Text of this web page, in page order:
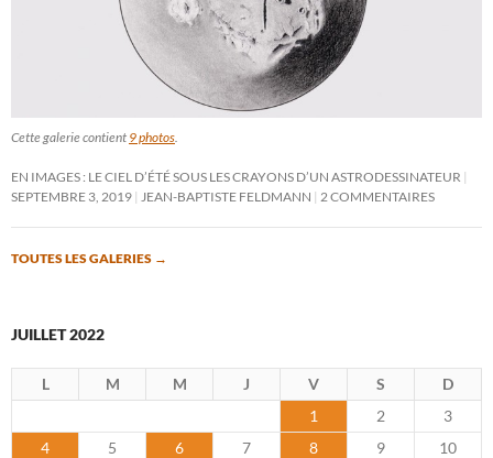
Cette galerie contient 9 photos
EN IMAGES : LE CIEL D’ÉTÉ SOUS LES CRAYONS D’UN ASTRODESSINATEUR
SEPTEMBRE 3, 2019
JEAN-BAPTISTE FELDMANN 2 COMMENTAIRES
TOUTES LES GALERIES →
JUILLET 2022
L M M J V S
D
1
2
3
4
5 6 7 8 9
10